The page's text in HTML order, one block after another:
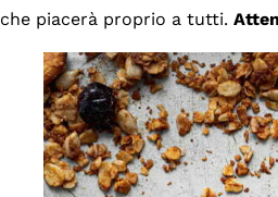
che piacerà proprio a tutti.